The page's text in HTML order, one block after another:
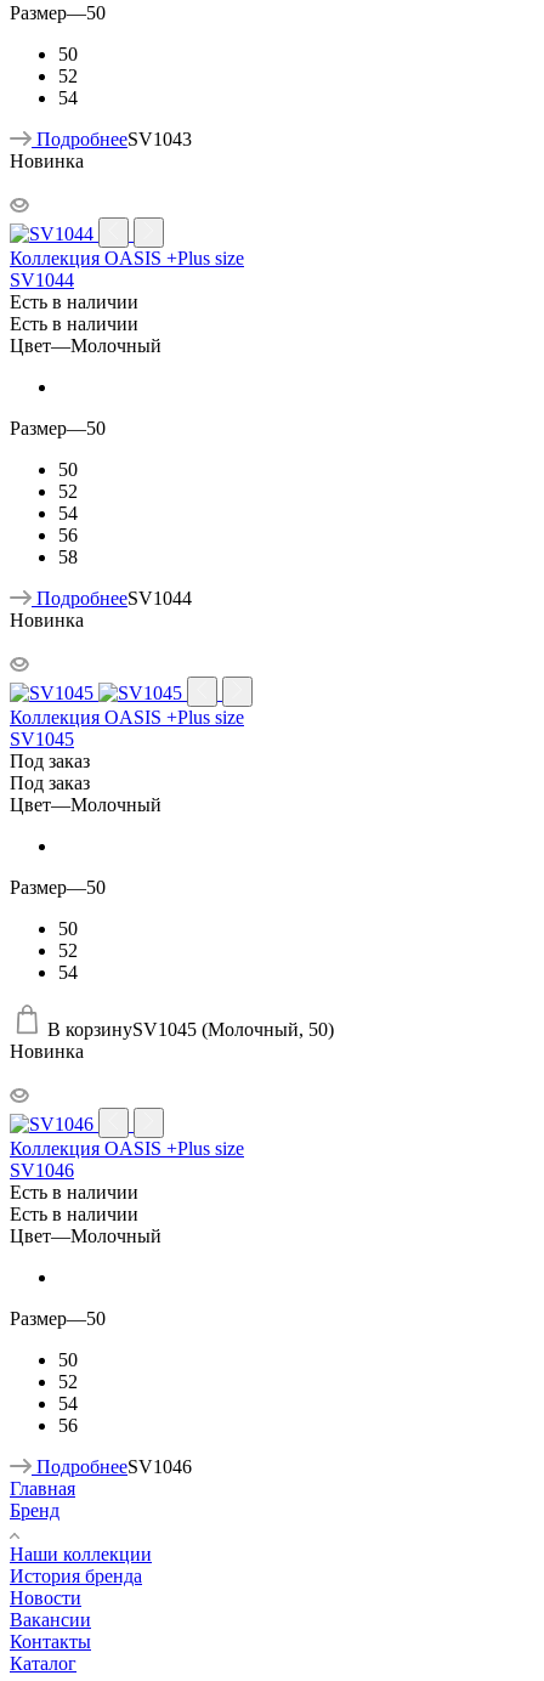
Размер—50
50
52
54
ПодробнееSV1043
Новинка
Коллекция OASIS +Plus size
SV1044
Есть в наличии
Есть в наличии
Цвет—Молочный
Размер—50
50
52
54
56
58
ПодробнееSV1044
Новинка
Коллекция OASIS +Plus size
SV1045
Под заказ
Под заказ
Цвет—Молочный
Размер—50
50
52
54
В корзинуSV1045 (Молочный, 50)
Новинка
Коллекция OASIS +Plus size
SV1046
Есть в наличии
Есть в наличии
Цвет—Молочный
Размер—50
50
52
54
56
ПодробнееSV1046
Главная
Бренд
Наши коллекции
История бренда
Новости
Вакансии
Контакты
Каталог